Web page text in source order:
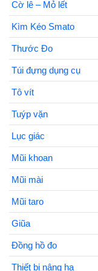
Cờ lê – Mỏ lết
Kìm Kéo Smato
Thước Đo
Túi đựng dụng cụ
Tô vít
Tuýp vặn
Lục giác
Mũi khoan
Mũi mài
Mũi taro
Giũa
Đồng hồ đo
Thiết bị nâng hạ